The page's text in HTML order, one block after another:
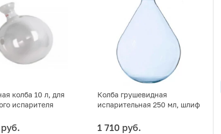
колба 10 л, для
испарителя
Колба грушевидная
испарительная 250 мл, шлиф
1 710 руб.